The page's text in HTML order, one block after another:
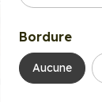
Bordure
Aucune